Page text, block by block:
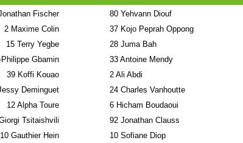
Fischer
2Maxime Colin
15Terry Yegbe
Gbamin
39Koffi Kouao
Deminguet
12Alpha Toure
Tsitaishvili
10Gauthier Hein
80Yehvann Diouf
37Kojo Peprah Oppong
28Juma Bah
33Antoine Mendy
2Ali Abdi
24Charles Vanhoutte
6Hicham Boudaoui
92Jonathan Clauss
10Sofiane Diop